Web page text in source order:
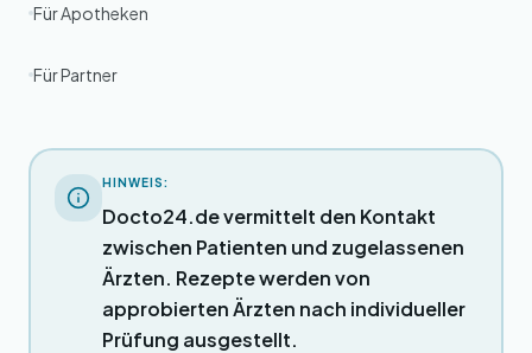
Für Apotheken
Für Partner
HINWEIS:
Docto24.de vermittelt den Kontakt
zwischen Patienten und zugelassenen
Ärzten. Rezepte werden von
approbierten Ärzten nach individueller
Prüfung ausgestellt.